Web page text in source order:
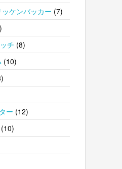
ケンバッカー (7)
チ (8)
(10)
ー (12)
(10)